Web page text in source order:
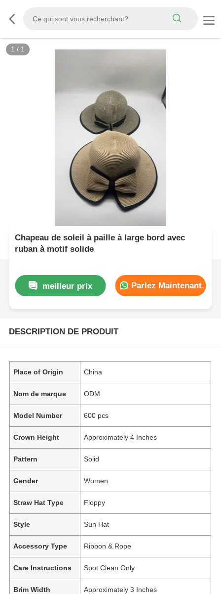
1 / 1
Chapeau de soleil à paille à large bord avec
ruban à motif solide
meilleur prix Parlez Maintenant.
DESCRIPTION DE PRODUIT
Place of Origin China
Nom de marque ODM
Model Number 600 pcs
Crown Height Approximately 4 Inches
Pattern Solid
Gender Women
Straw Hat Type Floppy
Style Sun Hat
Accessory Type Ribbon & Rope
Care Instructions Spot Clean Only
Brim Width Approximately 3 Inches